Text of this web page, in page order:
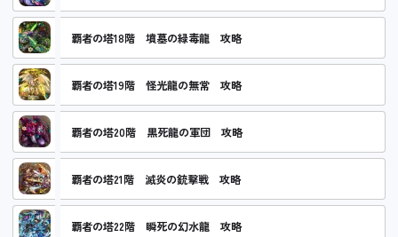
覇者の塔18階 墳墓の緑毒龍 攻略
覇者の塔19階 怪光龍の無常 攻略
覇者の塔20階 黒死龍の軍団 攻略
覇者の塔21階 滅炎の銃撃戦 攻略
覇者の塔22階 瞬死の幻水龍 攻略